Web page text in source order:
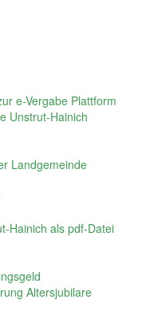
e-Vergabe Plattform
Unstrut-Hainich
Landgemeinde
Hainich als pdf-Datei
Altersjubilare